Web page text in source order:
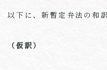
以下に、新暫定弁法の和
（仮訳）